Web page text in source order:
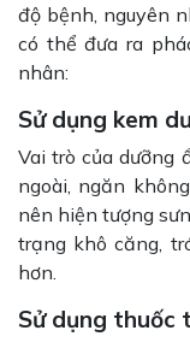
độ bệnh, nguyên
có thể đưa ra
nhân:
Sử dụng kem
Vai trò của dưỡng
ngoài, ngăn
nên hiện tượng
trạng khô căng,
hơn.
Sử dụng thuốc